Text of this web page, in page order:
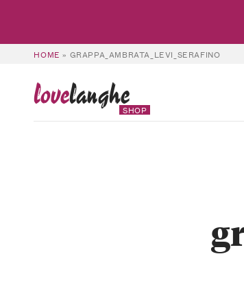
HOME » GRAPPA_AMBRATA_LEVI_SERAFINO
lovelanghe
SHOP